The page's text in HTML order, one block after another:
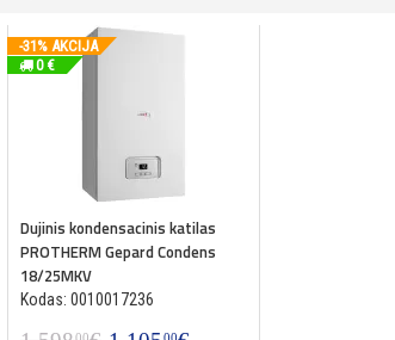
-31% AKCIJA
0 €
Dujinis kondensacinis katilas
PROTHERM Gepard Condens
18/25MKV
Kodas: 0010017236